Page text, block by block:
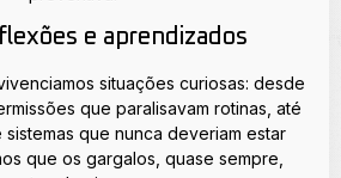
e aprendizados
situações curiosas: desde
que paralisavam rotinas, até
que nunca deveriam estar
que os gargalos, quase sempre,